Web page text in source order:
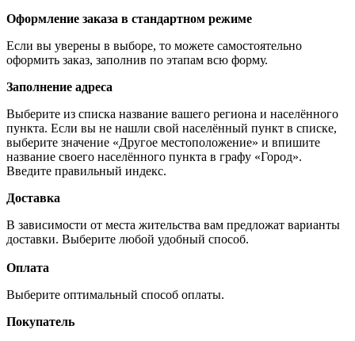
Оформление заказа в стандартном режиме
Если вы уверены в выборе, то можете самостоятельно
оформить заказ, заполнив по этапам всю форму.
Заполнение адреса
Выберите из списка название вашего региона и населённого
пункта. Если вы не нашли свой населённый пункт в списке,
выберите значение «Другое местоположение» и впишите
название своего населённого пункта в графу «Город».
Введите правильный индекс.
Доставка
В зависимости от места жительства вам предложат варианты
доставки. Выберите любой удобный способ.
Оплата
Выберите оптимальный способ оплаты.
Покупатель